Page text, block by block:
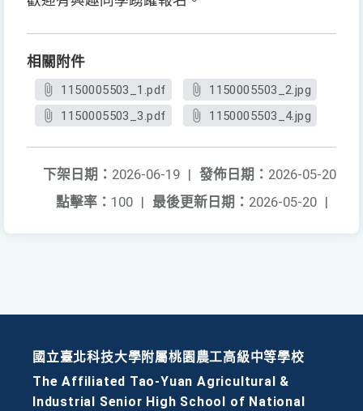
相關附件
1150005503_1.pdf
1150005503_2.jpg
1150005503_3.pdf
1150005503_4.jpg
發佈日期： 2026-05-20
下架日期： 2026-06-19 |
最後更新日期： 2026-05-20 |
點擊率： 100 |
國立臺北科技大學附屬桃園農工高級中等學校
The Affiliated Tao-Yuan Agricultural &
Industrial Senior High School of National